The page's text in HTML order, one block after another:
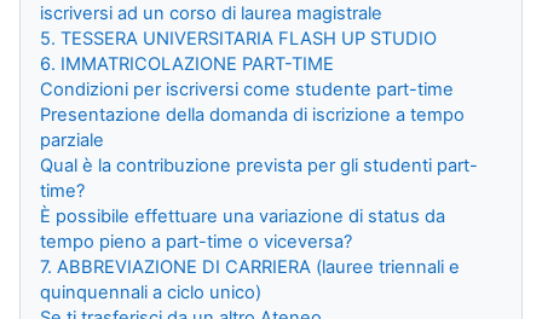
iscriversi ad un corso di laurea magistrale
5. TESSERA UNIVERSITARIA FLASH UP STUDIO
6. IMMATRICOLAZIONE PART-TIME
Condizioni per iscriversi come studente part-time
Presentazione della domanda di iscrizione a tempo
parziale
Qual è la contribuzione prevista per gli studenti part-
time?
È possibile effettuare una variazione di status da
tempo pieno a part-time o viceversa?
7. ABBREVIAZIONE DI CARRIERA (lauree triennali e
quinquennali a ciclo unico)